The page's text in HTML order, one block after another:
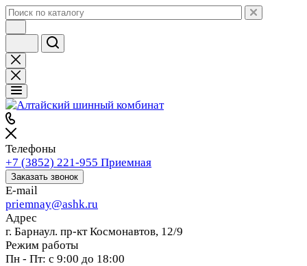
Телефоны
+7 (3852) 221-955 Приемная
Заказать звонок
E-mail
priemnay@ashk.ru
Адрес
г. Барнаул. пр-кт Космонавтов, 12/9
Режим работы
Пн - Пт: с 9:00 до 18:00